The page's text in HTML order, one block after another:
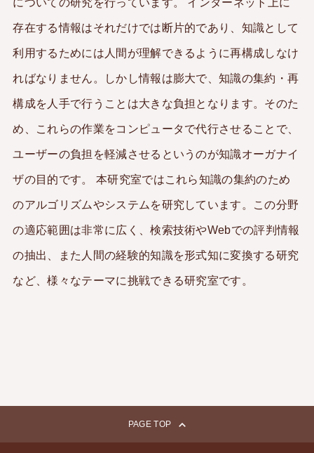
存在する情報はそれだけでは断片的であり、知識として
利用するためには人間が理解できるように再構成しなけ
ればなりません。しかし情報は膨大で、知識の集約・再
構成を人手で行うことは大きな負担となります。そのた
め、これらの作業をコンピュータで代行させることで、
ユーザーの負担を軽減させるというのが知識オーガナイ
ザの目的です。 本研究室ではこれら知識の集約のため
のアルゴリズムやシステムを研究しています。この分野
の適応範囲は非常に広く、検索技術やWebでの評判情報
の抽出、また人間の経験的知識を形式知に変換する研究
など、様々なテーマに挑戦できる研究室です。
PAGE TOP